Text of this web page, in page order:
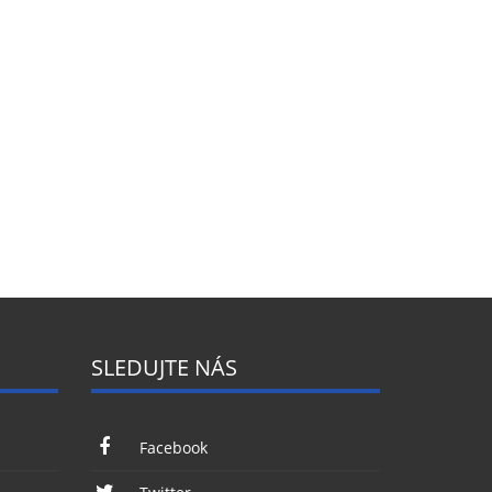
SLEDUJTE NÁS
Facebook